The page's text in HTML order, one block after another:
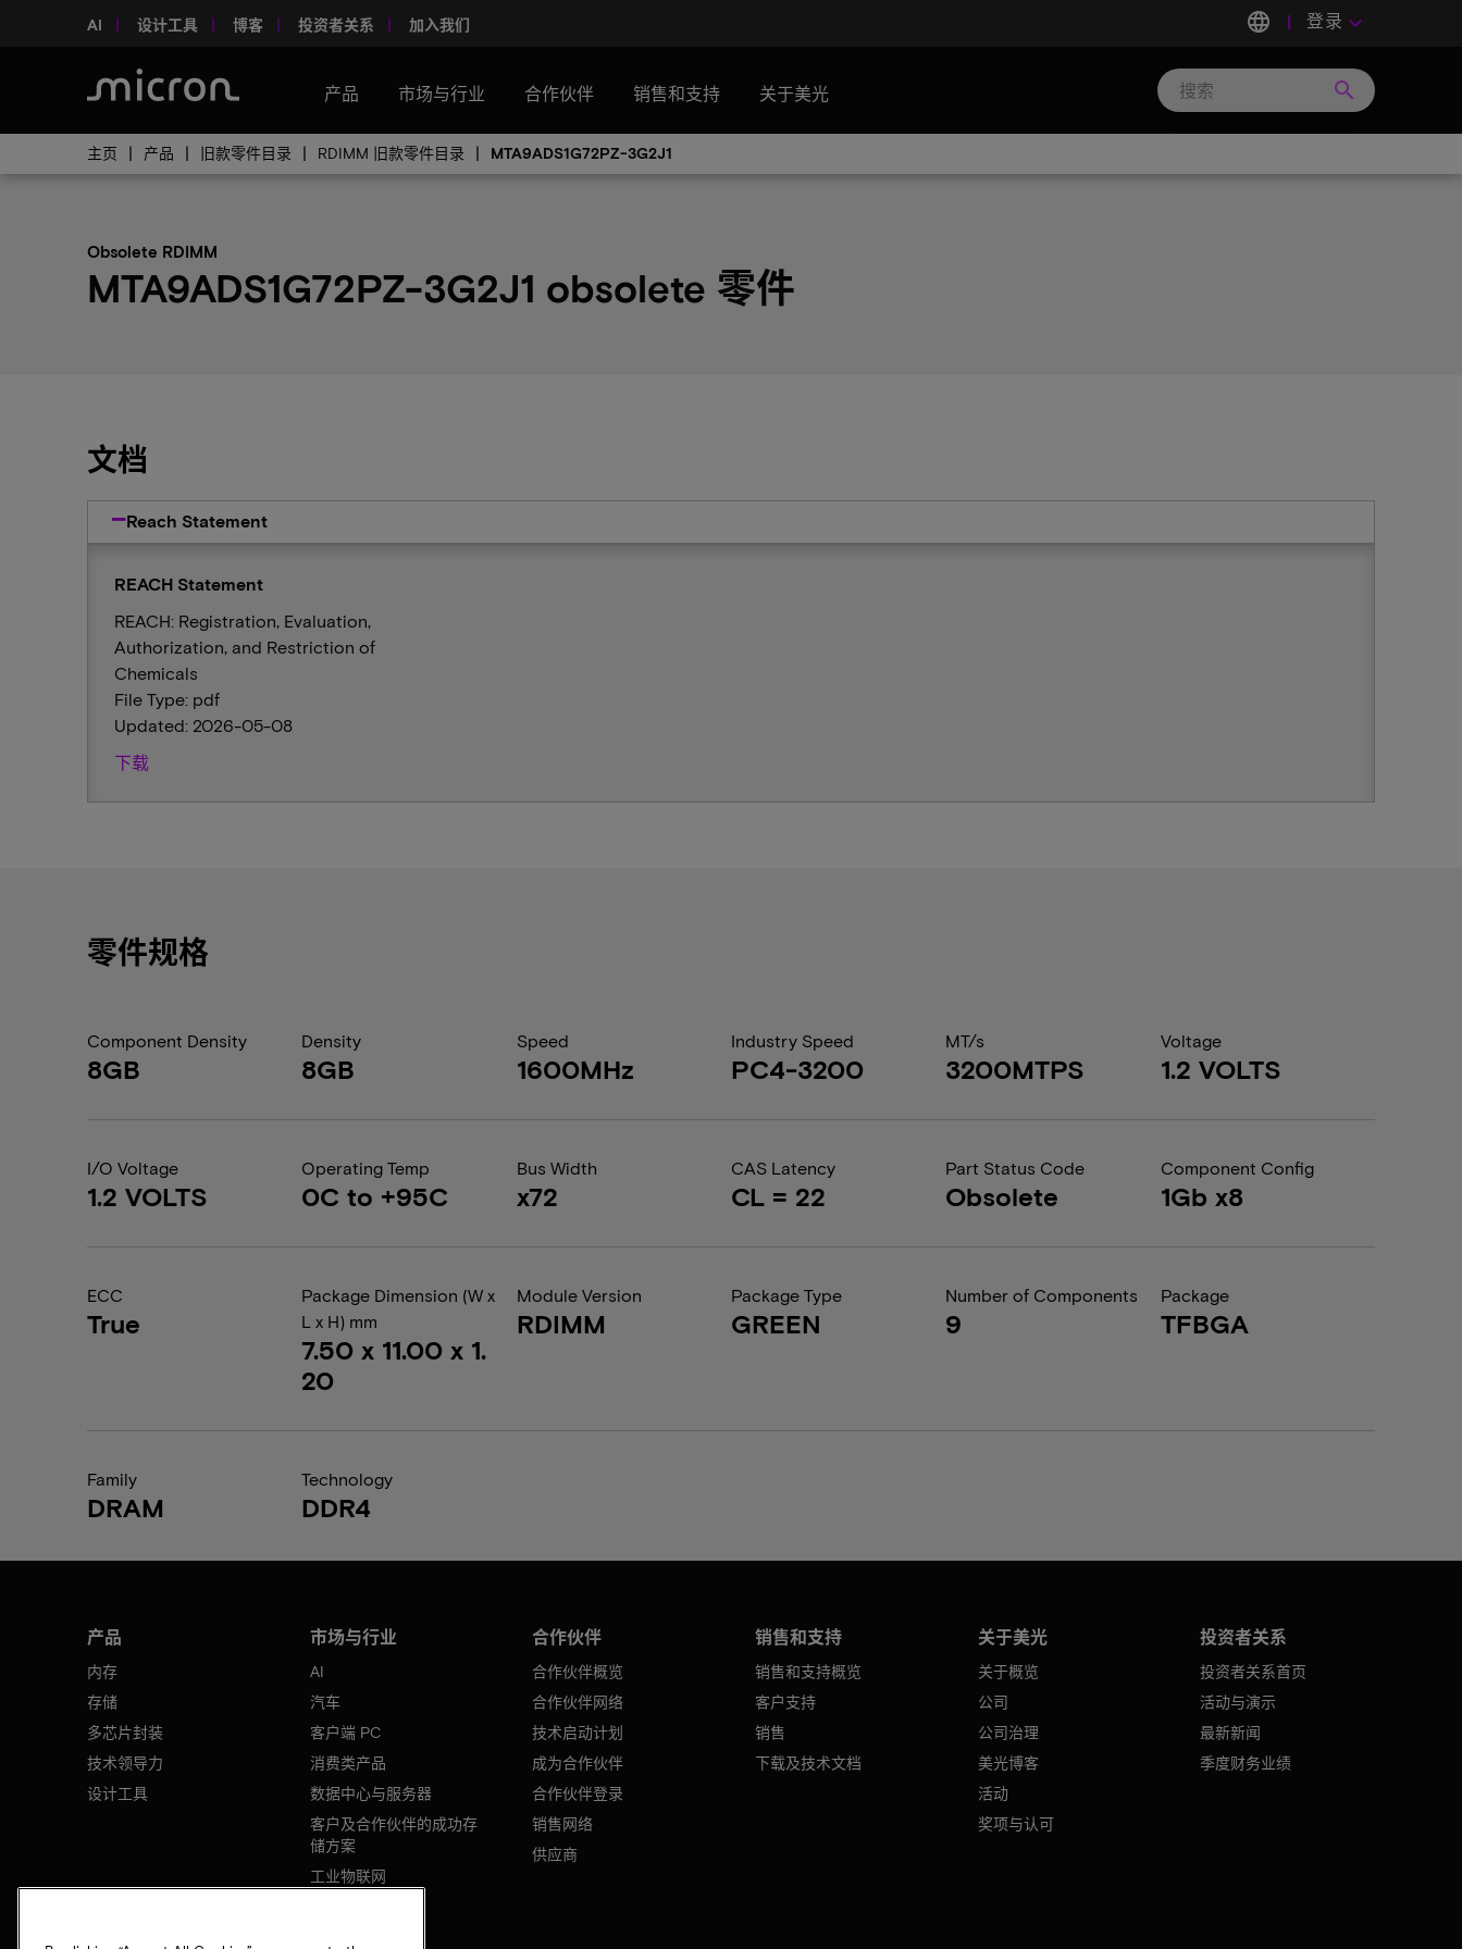
AI 设计工具 博客 投资者关系 加入我们 language 登录 keyboard_arrow_down
产品 市场与行业 合作伙伴 销售和支持 关于美光 search
主页 产品 旧款零件目录 RDIMM 旧款零件目录 MTA9ADS1G72PZ-3G2J1
Obsolete RDIMM
MTA9ADS1G72PZ-3G2J1 obsolete 零件
文档
Reach Statement
REACH Statement
REACH: Registration, Evaluation,
Authorization, and Restriction of
Chemicals
File Type: pdf
Updated: 2026-05-08
下载
零件规格
Component Density
8GB
Density
8GB
Speed
1600MHz
Industry Speed
PC4-3200
MT/s
3200MTPS
Voltage
1.2 VOLTS
I/O Voltage
1.2 VOLTS
Operating Temp
0C to +95C
Bus Width
x72
CAS Latency
CL = 22
Part Status Code
Obsolete
Component Config
1Gb x8
ECC
True
Package Dimension (W x
L x H) mm
7.50 x 11.00 x 1.
20
Module Version
RDIMM
Package Type
GREEN
Number of Components
9
Package
TFBGA
Family
DRAM
Technology
DDR4
产品
内存
存储
多芯片封装
技术领导力
设计工具
市场与行业
AI
汽车
客户端 PC
消费类产品
数据中心与服务器
客户及合作伙伴的成功存
储方案
工业物联网
合作伙伴
合作伙伴概览
合作伙伴网络
技术启动计划
成为合作伙伴
合作伙伴登录
销售网络
供应商
销售和支持
销售和支持概览
客户支持
销售
下载及技术文档
关于美光
关于概览
公司
公司治理
美光博客
活动
奖项与认可
投资者关系
投资者关系首页
活动与演示
最新新闻
季度财务业绩